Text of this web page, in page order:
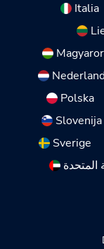
Italia
Polska
Slovenija
Sverige
المتحدة